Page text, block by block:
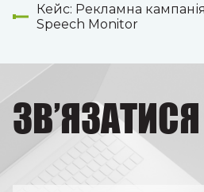
Кейс: Рекламна
Speech Monitor
ЗВ’ЯЗАТИСЯ